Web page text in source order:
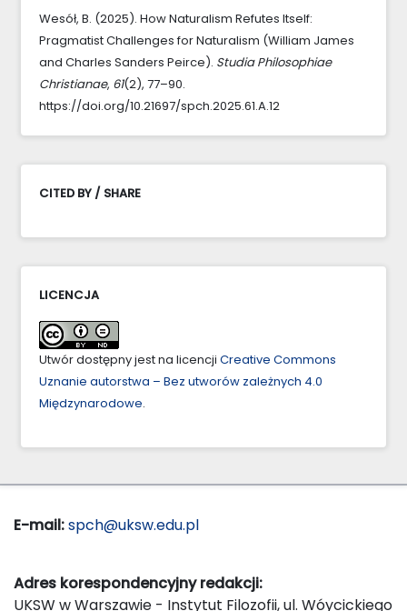
Wesół, B. (2025). How Naturalism Refutes Itself:
Pragmatist Challenges for Naturalism (William James
and Charles Sanders Peirce). Studia Philosophiae
Christianae, 61(2), 77–90.
https://doi.org/10.21697/spch.2025.61.A.12
CITED BY / SHARE
LICENCJA
Utwór dostępny jest na licencji Creative Commons
Uznanie autorstwa – Bez utworów zależnych 4.0
Międzynarodowe.
E-mail:spch@uksw.edu.pl
Adres korespondencyjny redakcji:
UKSW w Warszawie - Instytut Filozofii, ul. Wóycickiego